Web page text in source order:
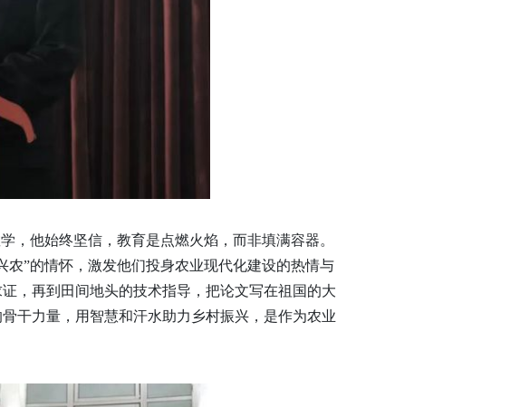
，他始终坚信，教育是点燃火焰，而非填满容器。
”的情怀，激发他们投身农业现代化建设的热情与
，再到田间地头的技术指导，把论文写在祖国的大
干力量，用智慧和汗水助力乡村振兴，是作为农业